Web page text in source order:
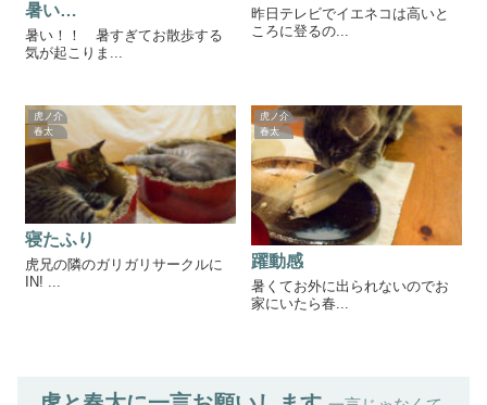
暑い…
暑い！！ 暑すぎてお散歩する
気が起こりま...
昨日テレビでイエネコは高いと
ころに登るの...
虎ノ介
春太
寝たふり
虎兄の隣のガリガリサークルに
IN! ...
虎ノ介
春太
躍動感
暑くてお外に出られないのでお
家にいたら春...